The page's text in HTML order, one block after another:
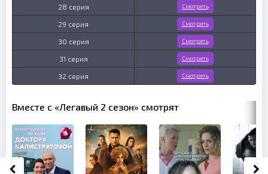
28 серия Смотреть
29 серия Смотреть
30 серия Смотреть
31 серия Смотреть
32 серия Смотреть
Вместе с «Легавый 2 сезон» смотрят